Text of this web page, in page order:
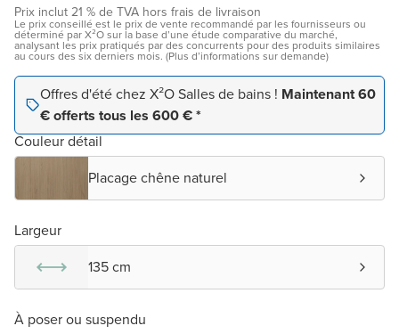
Prix inclut 21 % de TVA hors frais de livraison
Le prix conseillé est le prix de vente recommandé par les fournisseurs ou
déterminé par X²O sur la base d’une étude comparative du marché,
analysant les prix pratiqués par des concurrents pour des produits similaires
au cours des six derniers mois. (Plus d’informations sur demande)
Offres d'été chez X²O Salles de bains ! Maintenant 60
€ offerts tous les 600 € *
Couleur détail
Placage chêne naturel
Largeur
135 cm
À poser ou suspendu